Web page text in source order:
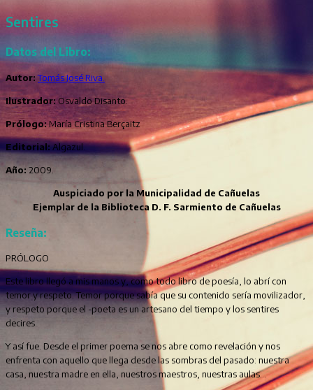
Sentires
Datos del Libro:
Autor: Tomás José Riva.
Ilustrador:Osvaldo Disanto.
Prólogo:María Cristina Berçaitz
Editorial:Algazul.
Año: 2009.
Auspiciado por la Municipalidad de Cañuelas
Ejemplar de la Biblioteca D. F. Sarmiento de Cañuelas
Reseña:
PRÓLOGO
Este libro llegó a mis manos y, como todo libro de poesía, lo abrí con
temor y respeto. Temor porque sabía que su contenido sería movilizador,
y respeto porque el -poeta es un artesano del tiempo y los sentires
decires.
Y así fue. Desde el primer poema se nos abre como revelación y nos
enfrenta con aquello que llega desde las sombras del pasado: nuestra
casa, nuestra madre en ella, nuestros maestros, nuestras aulas...